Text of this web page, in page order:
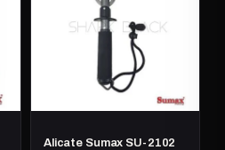
Alicate Sumax SU-2102